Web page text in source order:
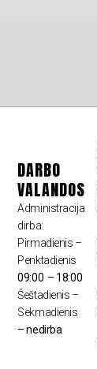
DARBO
VALANDOS
Administracija
dirba:
Pirmadienis –
Penktadienis
09:00 – 18:00
Šeštadienis –
Sekmadienis
– nedirba